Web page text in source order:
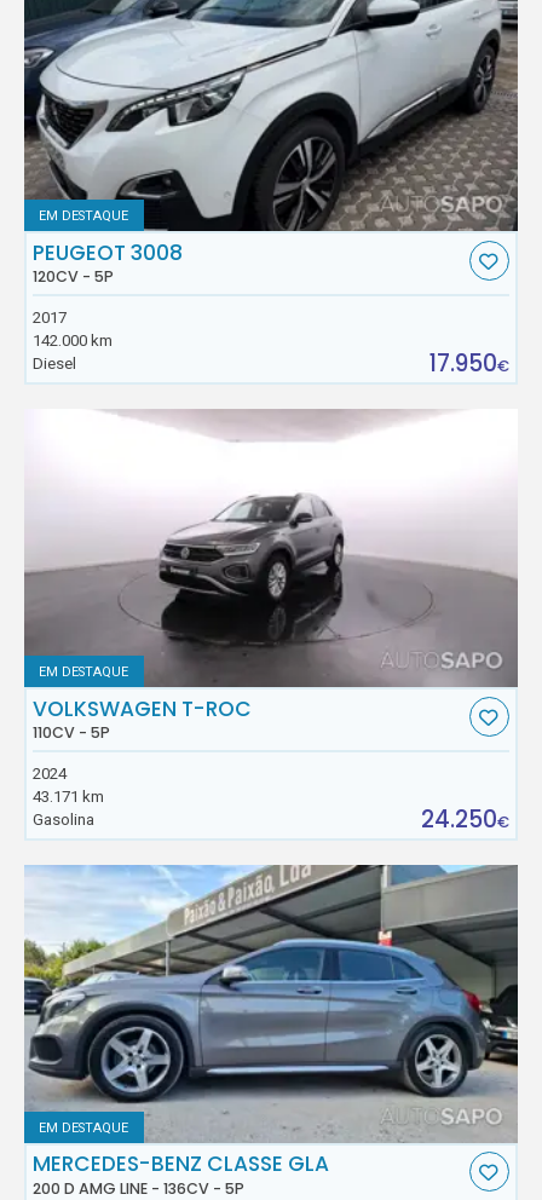
EM DESTAQUE
PEUGEOT 3008
120CV - 5P
2017
142.000 km
Diesel
17.950€
EM DESTAQUE
VOLKSWAGEN T-ROC
110CV - 5P
2024
43.171 km
Gasolina
24.250€
EM DESTAQUE
MERCEDES-BENZ CLASSE GLA
200 D AMG LINE - 136CV - 5P